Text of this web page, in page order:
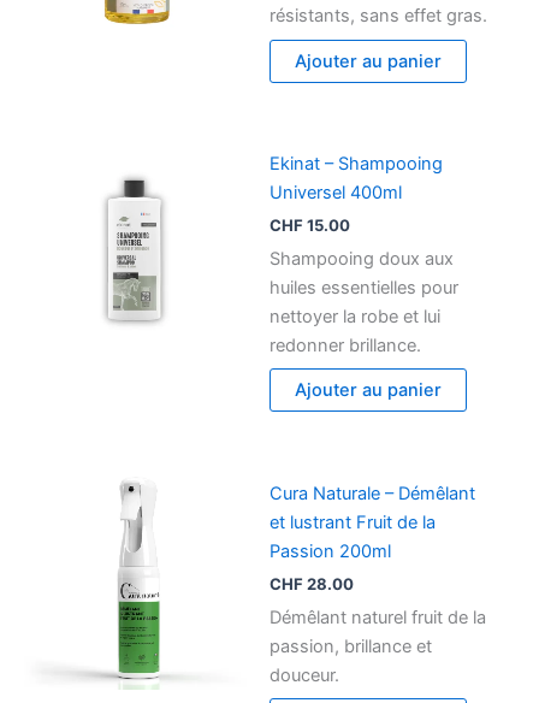
résistants, sans effet gras.
Ajouter au panier
Ekinat – Shampooing
Universel 400ml
CHF15.00
Shampooing doux aux
huiles essentielles pour
nettoyer la robe et lui
redonner brillance.
Ajouter au panier
Cura Naturale – Démêlant
et lustrant Fruit de la
Passion 200ml
CHF28.00
Démêlant naturel fruit de la
passion, brillance et
douceur.